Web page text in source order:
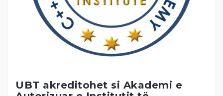
UBT akreditohet si Akademi e